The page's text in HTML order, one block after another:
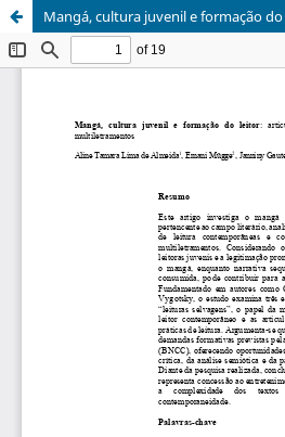
Mangá, cultura juvenil e formação